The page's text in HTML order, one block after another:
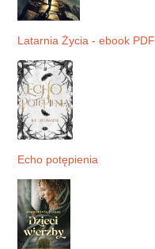
Latarnia Życia - ebook PDF
Echo potępienia